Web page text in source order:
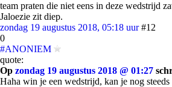
team praten die niet eens in deze wedstrijd
Jaloezie zit diep.
zondag 19 augustus 2018, 05:18 uur #12
0
#ANONIEM
quote:
Op zondag 19 augustus 2018 @ 01:27
Haha win je een wedstrijd, kan je nog steeds